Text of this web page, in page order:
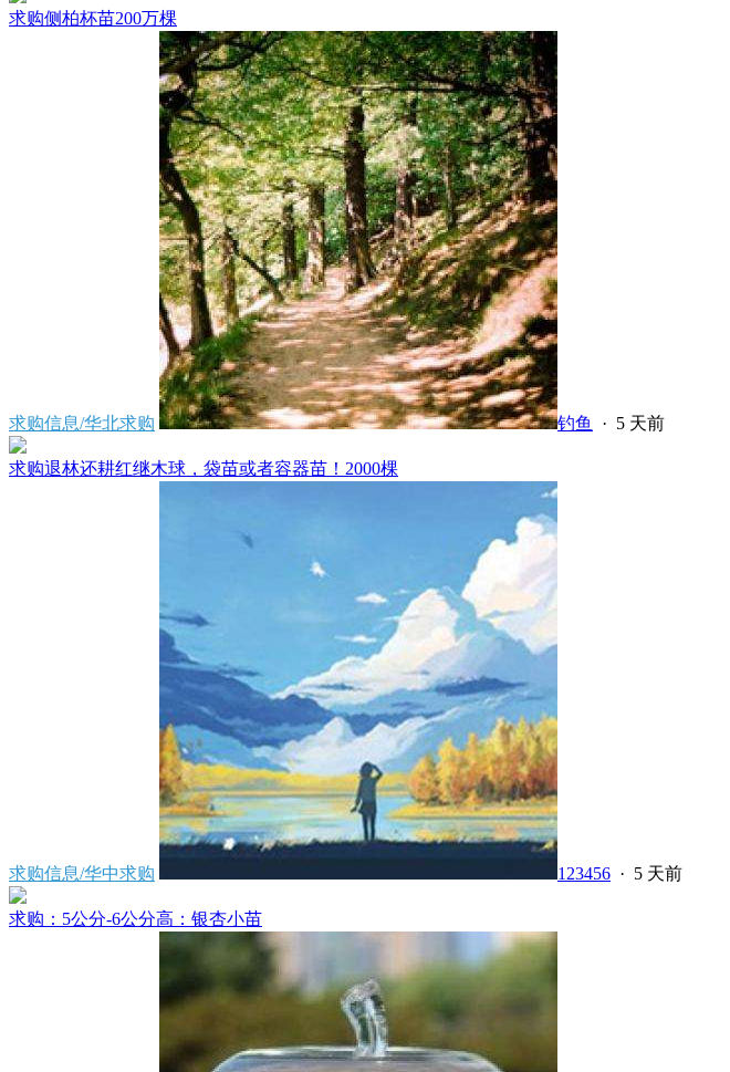
求购侧柏杯苗200万棵
求购信息/华北求购 钓鱼 · 5 天前
求购退林还耕红继木球，袋苗或者容器苗！2000棵
求购信息/华中求购 123456 · 5 天前
求购：5公分-6公分高：银杏小苗